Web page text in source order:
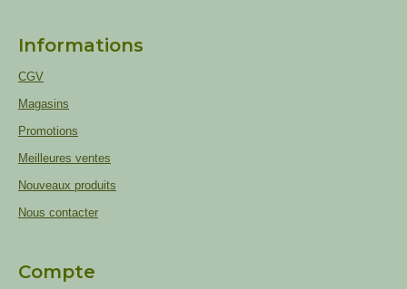
Informations
CGV
Magasins
Promotions
Meilleures ventes
Nouveaux produits
Nous contacter
Compte